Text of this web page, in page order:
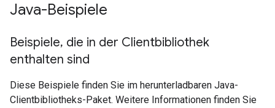
Java-Beispiele
Beispiele, die in der Clientbibliothek
enthalten sind
Diese Beispiele finden Sie im herunterladbaren Java-
Clientbibliotheks-Paket. Weitere Informationen finden Sie